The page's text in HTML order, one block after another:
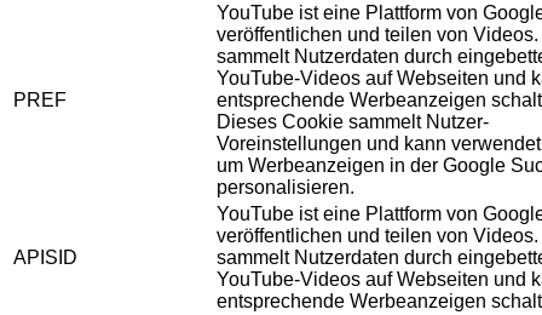
PREF
YouTube ist eine Plattform von
veröffentlichen und teilen von
sammelt Nutzerdaten durch
YouTube-Videos auf Webseiten und
entsprechende Werbeanzeigen
Dieses Cookie sammelt Nutzer-
Voreinstellungen und kann
um Werbeanzeigen in der Google
personalisieren.
APISID
YouTube ist eine Plattform von
veröffentlichen und teilen von
sammelt Nutzerdaten durch
YouTube-Videos auf Webseiten und
entsprechende Werbeanzeigen